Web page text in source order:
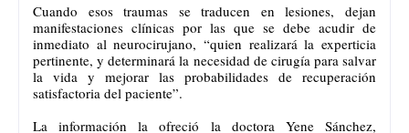
Cuando esos traumas se traducen en lesiones, dejan
manifestaciones clínicas por las que se debe acudir de
inmediato al neurocirujano, “quien realizará la experticia
pertinente, y determinará la necesidad de cirugía para salvar
la vida y mejorar las probabilidades de recuperación
satisfactoria del paciente”.
La información la ofreció la doctora Yene Sánchez,